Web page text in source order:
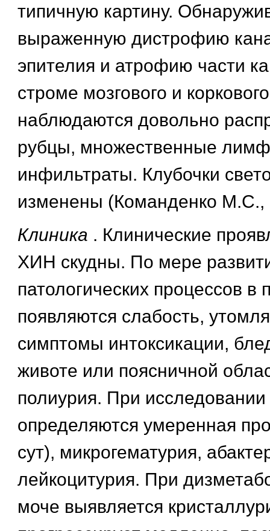
типичную картину.
выраженную дистрофию
эпителия и атрофию части
строме мозгового и
наблюдаются довольно
рубцы, множественные
инфильтраты. Клубочки
изменены (Команденко М.С.,
Клиника . Клинические
ХИН скудны. По мере
патологических процессов в
появляются слабость,
симптомы интоксикации,
животе или поясничной
полиурия. При
определяются умеренная
сут), микрогематурия,
лейкоцитурия. При
моче выявляется